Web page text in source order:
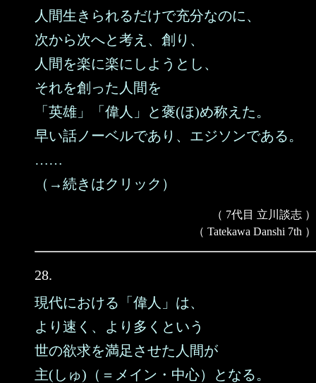
人間生きられるだけで充分なのに、
次から次へと考え、創り、
人間を楽に楽にしようとし、
それを創った人間を
「英雄」「偉人」と褒(ほ)め称えた。
早い話ノーベルであり、エジソンである。
……
（→続きはクリック）
（ 7代目 立川談志 ）
（ Tatekawa Danshi 7th ）
28.
現代における「偉人」は、
より速く、より多くという
世の欲求を満足させた人間が
主(しゅ)（＝メイン・中心）となる。